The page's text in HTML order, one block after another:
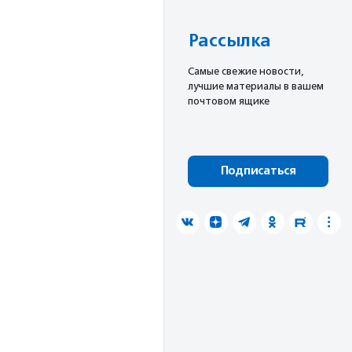
Рассылка
Cамые свежие новости,
лучшие материалы в вашем
почтовом ящике
Подписаться